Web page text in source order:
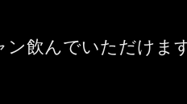
ン飲んでいただけま